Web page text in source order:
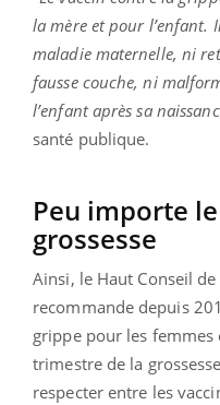
la mère et pour l’enfant.
maladie maternelle, ni
fausse couche, ni
l’enfant après sa
santé publique.
Peu importe
grossesse
Ainsi, le Haut Conseil
recommande depuis
grippe pour les
trimestre de la
respecter entre les